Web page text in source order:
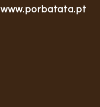
www.porbatata.pt